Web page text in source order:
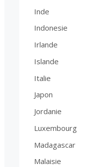
Inde
Indonesie
Irlande
Islande
Italie
Japon
Jordanie
Luxembourg
Madagascar
Malaisie